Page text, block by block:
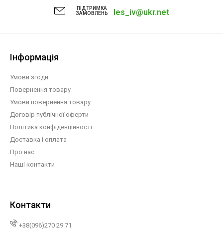
ПІДТРИМКА
ЗАМОВЛЕНЬ
les_iv@ukr.net
Інформація
Умови згоди
Повернення товару
Умови повернення товару
Договір публічної оферти
Політика конфіденційності
Доставка і оплата
Про нас
Наші контакти
Контакти
+38(096)270 29 71